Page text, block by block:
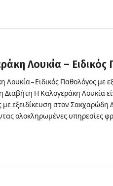
Λουκία –
Λουκία – Ειδικός Παθολόγος με
Η Καλογεράκη Λουκία
με εξειδίκευση στον Σακχαρώδη
ολοκληρωμένες υπηρεσίες